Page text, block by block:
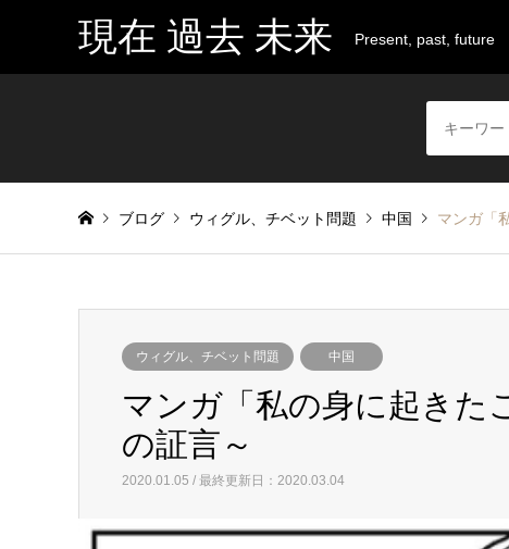
現在 過去 未来 Present, past, future
ブログ ウィグル、チベット問題 中国 マンガ「
ウィグル、チベット問題 中国
マンガ「私の身に起きた
の証言～
2020.01.05 / 最終更新日：2020.03.04